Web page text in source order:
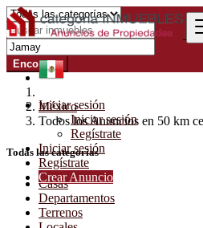
Iniciar sesión
Iniciar sesión
Regístrate
Iniciar sesión
Regístrate
Crear Anuncio
Encontrar
México
Todos los Anuncios en 50 km
Todas las categorías
Casas
Departamentos
Terrenos